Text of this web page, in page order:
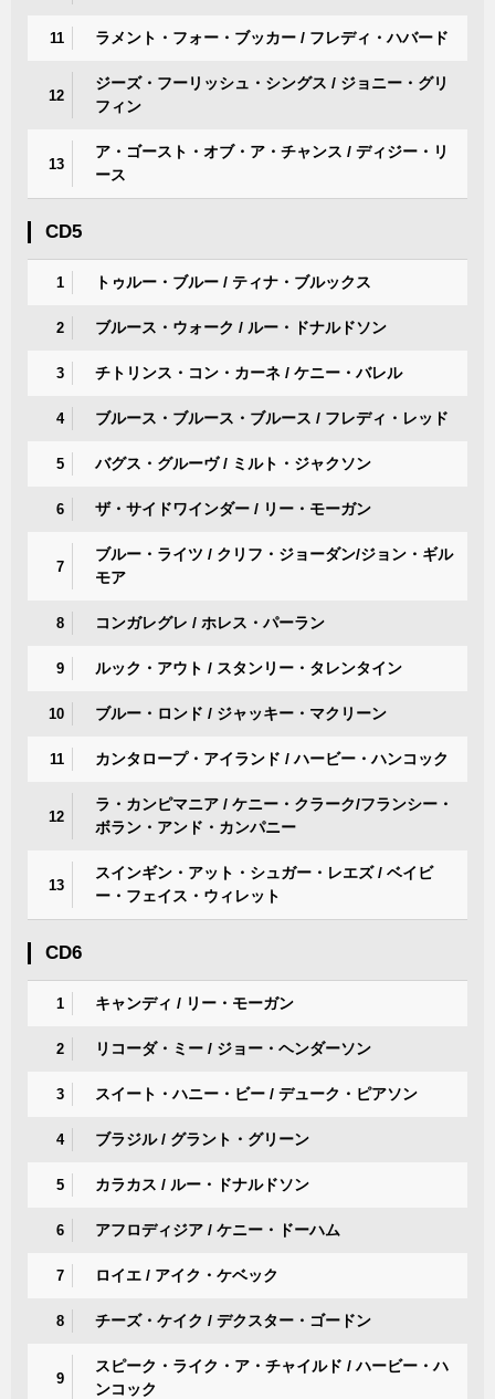
11 ラメント・フォー・ブッカー / フレディ・ハバード
12
ジーズ・フーリッシュ・シングス / ジョニー・グリ
フィン
13
ア・ゴースト・オブ・ア・チャンス / ディジー・リ
ース
CD5
1 トゥルー・ブルー / ティナ・ブルックス
2 ブルース・ウォーク / ルー・ドナルドソン
3 チトリンス・コン・カーネ / ケニー・バレル
4 ブルース・ブルース・ブルース / フレディ・レッド
5 バグス・グルーヴ / ミルト・ジャクソン
6 ザ・サイドワインダー / リー・モーガン
7
ブルー・ライツ / クリフ・ジョーダン/ジョン・ギル
モア
8 コンガレグレ / ホレス・パーラン
9 ルック・アウト / スタンリー・タレンタイン
10 ブルー・ロンド / ジャッキー・マクリーン
11 カンタロープ・アイランド / ハービー・ハンコック
12
ラ・カンピマニア / ケニー・クラーク/フランシー・
ボラン・アンド・カンパニー
13
スインギン・アット・シュガー・レエズ / ベイビ
ー・フェイス・ウィレット
CD6
1 キャンディ / リー・モーガン
2 リコーダ・ミー / ジョー・ヘンダーソン
3 スイート・ハニー・ビー / デューク・ピアソン
4 ブラジル / グラント・グリーン
5 カラカス / ルー・ドナルドソン
6 アフロディジア / ケニー・ドーハム
7 ロイエ / アイク・ケベック
8 チーズ・ケイク / デクスター・ゴードン
9
スピーク・ライク・ア・チャイルド / ハービー・ハ
ンコック